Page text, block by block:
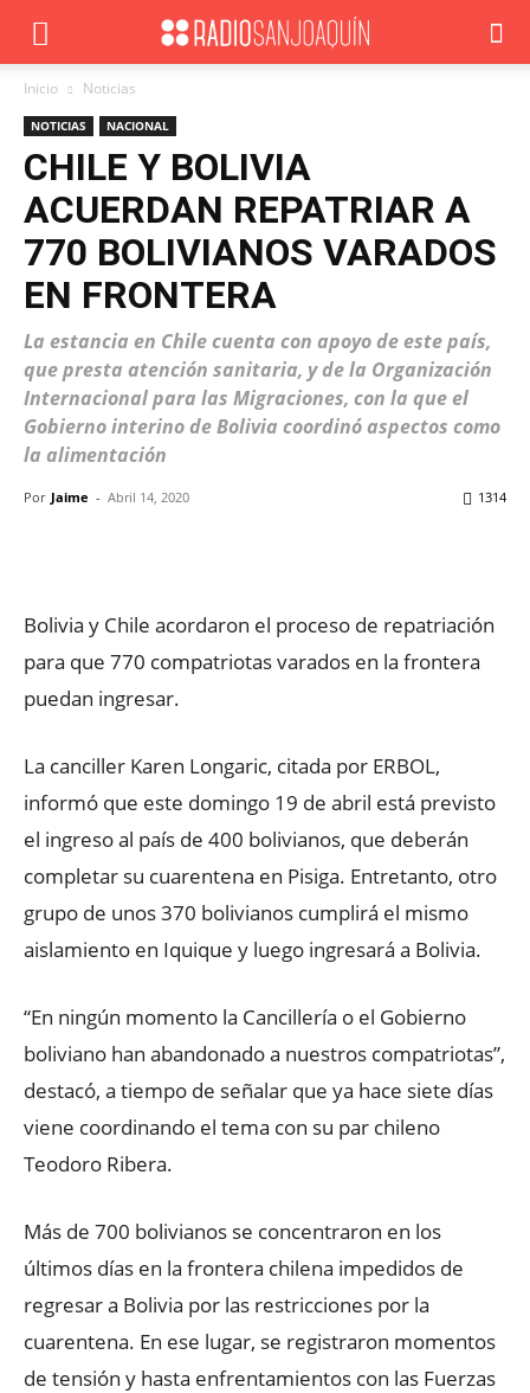
Inicio Noticias
NOTICIAS NACIONAL
CHILE Y BOLIVIA
ACUERDAN REPATRIAR A
770 BOLIVIANOS VARADOS
EN FRONTERA
La estancia en Chile cuenta con apoyo de este país,
que presta atención sanitaria, y de la Organización
Internacional para las Migraciones, con la que el
Gobierno interino de Bolivia coordinó aspectos como
la alimentación
Por Jaime - Abril 14, 2020 1314
Bolivia y Chile acordaron el proceso de repatriación
para que 770 compatriotas varados en la frontera
puedan ingresar.
La canciller Karen Longaric, citada por ERBOL,
informó que este domingo 19 de abril está previsto
el ingreso al país de 400 bolivianos, que deberán
completar su cuarentena en Pisiga. Entretanto, otro
grupo de unos 370 bolivianos cumplirá el mismo
aislamiento en Iquique y luego ingresará a Bolivia.
“En ningún momento la Cancillería o el Gobierno
boliviano han abandonado a nuestros compatriotas”,
destacó, a tiempo de señalar que ya hace siete días
viene coordinando el tema con su par chileno
Teodoro Ribera.
Más de 700 bolivianos se concentraron en los
últimos días en la frontera chilena impedidos de
regresar a Bolivia por las restricciones por la
cuarentena. En ese lugar, se registraron momentos
de tensión y hasta enfrentamientos con las Fuerzas